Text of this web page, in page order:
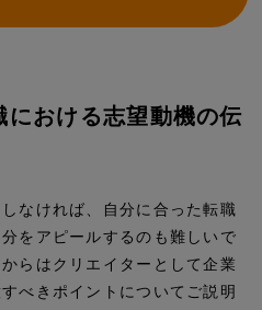
における志望動機の伝
なければ、自分に合った転職
をアピールするのも難しいで
らはクリエイターとして企業
べきポイントについてご説明